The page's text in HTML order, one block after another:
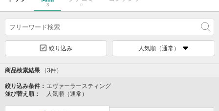
3 0
絞り込み 人気順（通常）
商品検索結果 （3件）
絞り込み条件： エヴァーラースティング
並び替え順：
人気順（通常）